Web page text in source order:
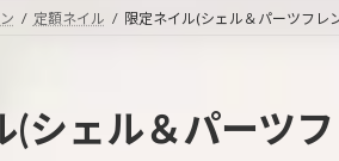
定額ネイル 限定ネイル(シェル＆パーツフレ
(シェル＆パーツ